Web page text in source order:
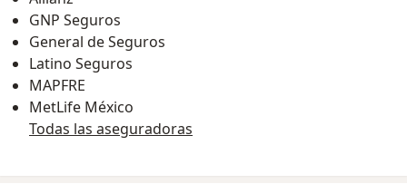
GNP Seguros
General de Seguros
Latino Seguros
MAPFRE
MetLife México
Todas las aseguradoras